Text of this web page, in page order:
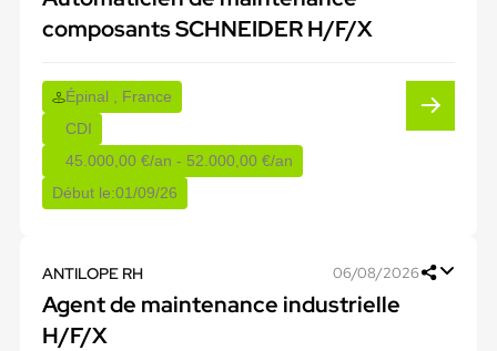
composants SCHNEIDER H/F/X
Épinal , France
CDI
45.000,00 €/an - 52.000,00 €/an
Début le:01/09/26
ANTILOPE RH 06/08/2026
Agent de maintenance industrielle
H/F/X